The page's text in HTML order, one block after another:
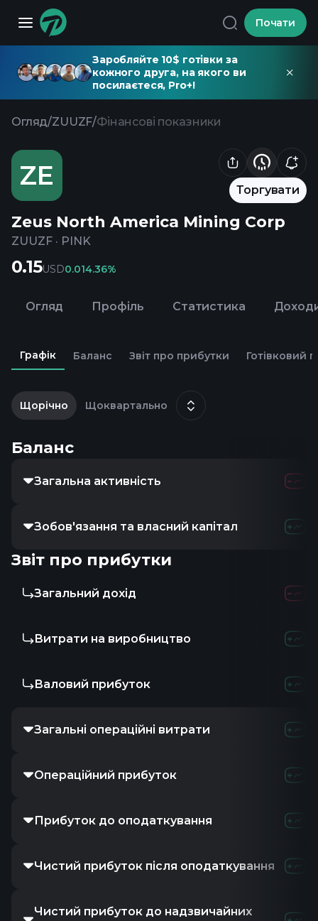
Почати
Заробляйте 10$ готівки за
кожного друга, на якого ви
посилаєтеся, Pro+!
Огляд/ZUUZF/Фінансові показники
ZE Торгувати
Zeus North America Mining Corp
ZUUZF · PINK
0.15USD0.014.36%
Огляд Профіль Статистика
Графік Баланс Звіт про прибутки Готівковий
Щорічно Щоквартально
Баланс
Загальна активність
Зобов'язання та власний капітал
Звіт про прибутки
Загальний дохід
Витрати на виробництво
Валовий прибуток
Загальні операційні витрати
Операційний прибуток -
Прибуток до оподаткування -
Чистий прибуток після оподаткування
Чистий прибуток до надзвичайних